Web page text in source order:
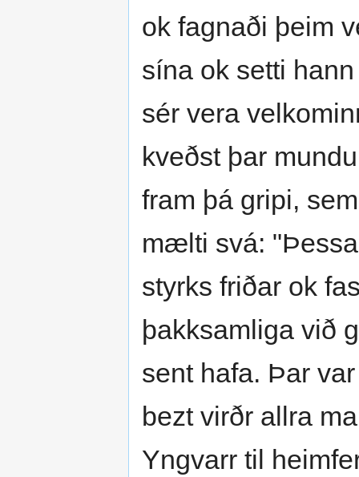
ok fagnaði þeim
sína ok setti
sér vera
kveðst þar
fram þá gripi,
mælti svá:
styrks friðar ok
þakksamliga við
sent hafa. Þar
bezt virðr allra
Yngvarr til